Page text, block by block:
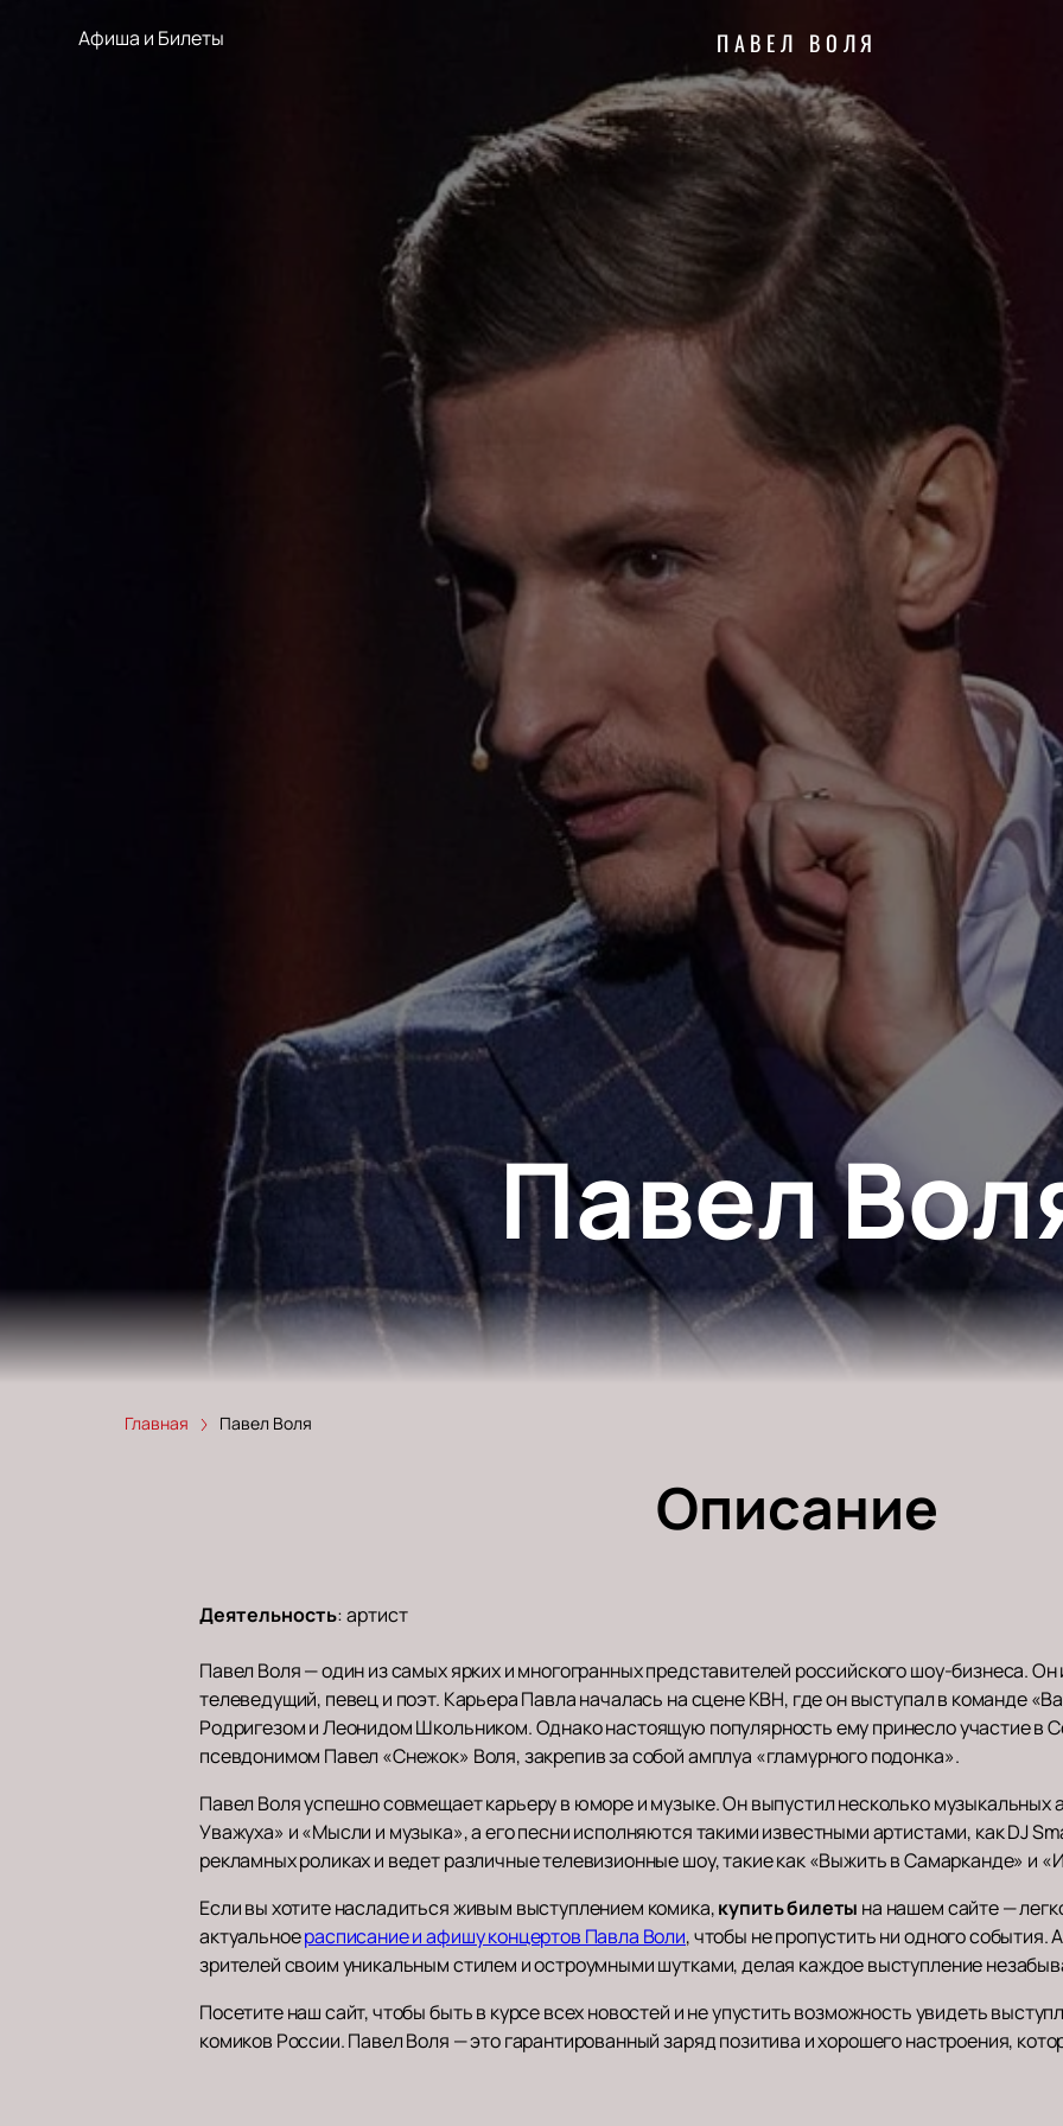
ПАВЕЛ ВОЛЯ
Афиша и Билеты
Павел
Главная Павел Воля
Описание
Деятельность:артист
Павел Воля — один из самых ярких и многогранных представителей российского шоу-бизнеса. Он
телеведущий, певец и поэт. Карьера Павла началась на сцене КВН, где он выступал в команде
Родригезом и Леонидом Школьником. Однако настоящую популярность ему принесло участие в
псевдонимом Павел «Снежок» Воля, закрепив за собой амплуа «гламурного подонка».
Павел Воля успешно совмещает карьеру в юморе и музыке. Он выпустил несколько музыкальных
Уважуха» и «Мысли и музыка», а его песни исполняются такими известными артистами, как DJ
рекламных роликах и ведет различные телевизионные шоу, такие как «Выжить в Самарканде» и
Если вы хотите насладиться живым выступлением комика,купить билеты на нашем сайте —
актуальноерасписание и афишу концертов Павла Воли, чтобы не пропустить ни одного события.
зрителей своим уникальным стилем и остроумными шутками, делая каждое выступление
Посетите наш сайт, чтобы быть в курсе всех новостей и не упустить возможность увидеть
комиков России. Павел Воля — это гарантированный заряд позитива и хорошего настроения,